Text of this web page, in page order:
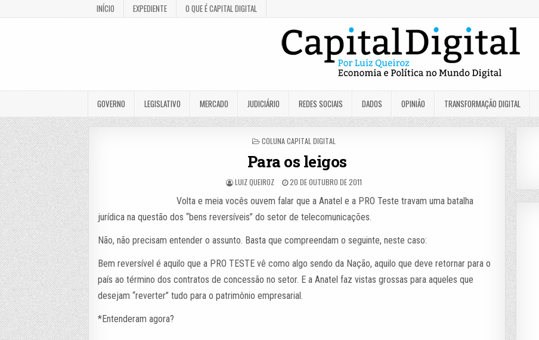
INÍCIO EXPEDIENTE O QUE É CAPITAL DIGITAL
GOVERNO LEGISLATIVO MERCADO JUDICIÁRIO REDES SOCIAIS DADOS OPINIÃO TRANSFORMAÇÃO DIGITAL
POSTED
COLUNA CAPITAL DIGITAL
Para os leigos
LUIZ QUEIROZ 20 DE OUTUBRO DE 2011
Volta e meia vocês ouvem falar que a Anatel e a PRO Teste travam uma batalha
jurídica na questão dos “bens reversíveis” do setor de telecomunicações.
Não, não precisam entender o assunto. Basta que compreendam o seguinte, neste caso:
Bem reversível é aquilo que a PRO TESTE vê como algo sendo da Nação, aquilo que deve retornar para o
país ao término dos contratos de concessão no setor. E a Anatel faz vistas grossas para aqueles que
desejam “reverter” tudo para o patrimônio empresarial.
*Entenderam agora?